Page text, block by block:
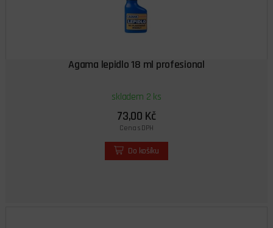
Agama lepidlo 18 ml profesional
skladem 2 ks
73,00 Kč
Cena s DPH
Do košíku